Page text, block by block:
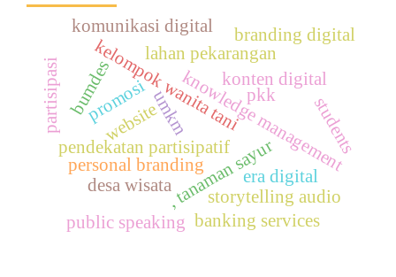
knowledge management
kelompok wanita tani
lahan pekarangan
, tanaman sayur
pendekatan partisipatif
konten digital
promosi
storytelling audio
umkm
personal branding
public speaking
students
komunikasi digital
bumdes
desa wisata
website
branding digital
pkk
partisipasi
banking services
era digital